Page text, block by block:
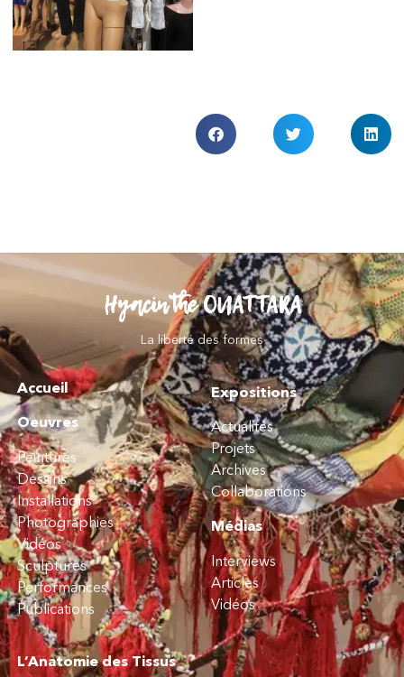
Hyacinthe OUATTARA
La liberté des formes
Accueil
Oeuvres
Peintures
Dessins
Installations
Photographies
Vidéos
Sculptures
Performances
Publications
Expositions
Actualités
Projets
Archives
Collaborations
Médias
Interviews
Articles
Vidéos
L’Anatomie des Tissus